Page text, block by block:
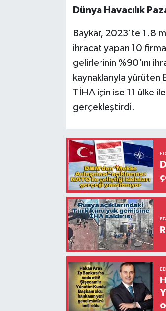
Dünya Havacılık
Baykar, 2023'te 1.8
ihracat yapan 10
gelirlerinin %90'ını
kaynaklarıyla yürüten
TİHA için ise 11 ülke
gerçekleştirdi.